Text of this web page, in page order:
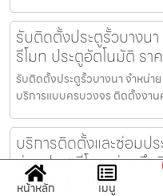
รับติดตั้งประตูรั้วบางน
รีโมท ประตูอัตโนมัติ รา
รับติดตั้งประตูรั้วบางนา จำหน่า
บริการแบบครบวงจร ติดตั้งงาน
บริการติดตั้งและซ่อมป
ซ่อมประตูรีโมท ด่วนถึง
ประตูรั้วรีโมท.com
หน้าหลัก เมนู